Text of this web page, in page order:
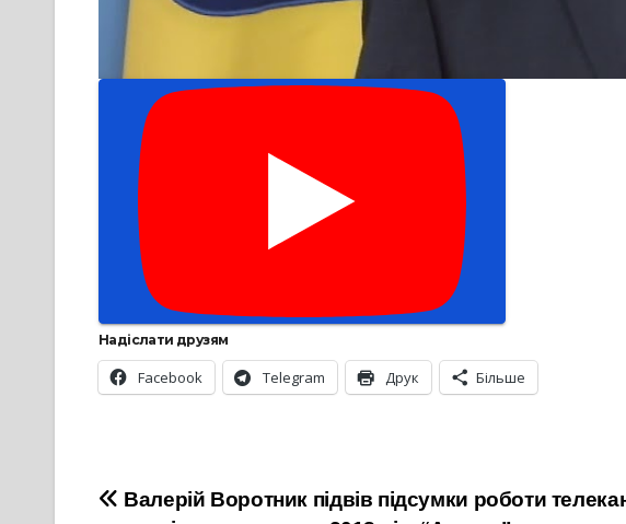
Надіслати друзям
Facebook Telegram Друк Більше
Навігація
Валерій Воротник підвів підсумки роботи